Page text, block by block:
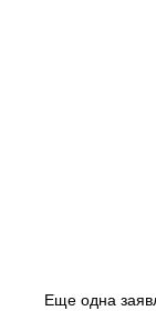
Еще одна